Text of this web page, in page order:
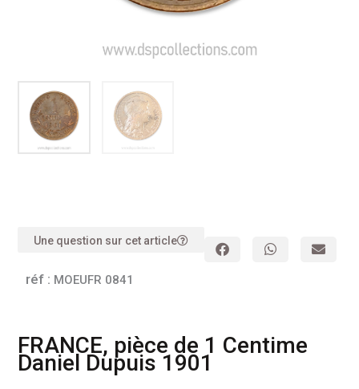
Une question sur cet article
réf : MOEUFR 0841
FRANCE, pièce de 1 Centime
Daniel Dupuis 1901